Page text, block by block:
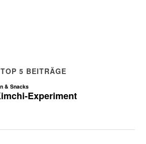
TOP 5 BEITRÄGE